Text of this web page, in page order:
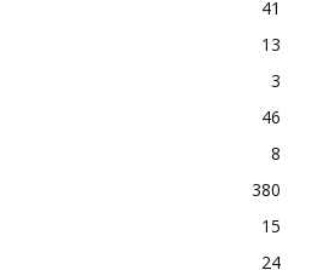
41
13
3
46
8
380
15
24